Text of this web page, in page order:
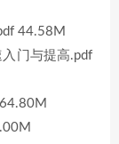
44.58M
门与提高.pdf